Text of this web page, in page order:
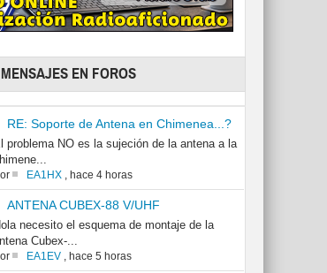
EN FOROS
RE: Soporte de Antena en Chimenea...?
problema NO es la sujeción de la antena a la
EA1HX, hace 4 horas
ANTENA CUBEX-88 V/UHF
necesito el esquema de montaje de la
Cubex-...
EA1EV, hace 5 horas